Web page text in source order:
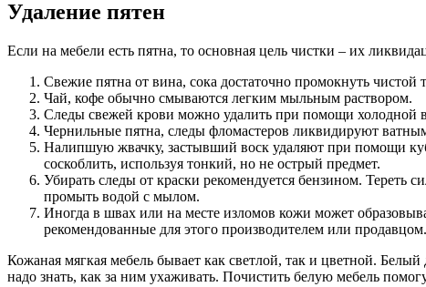
Удаление пятен
Если на мебели есть пятна, то основная цель чистки – их
Свежие пятна от вина, сока достаточно промокнуть
Чай, кофе обычно смываются легким мыльным раствором.
Следы свежей крови можно удалить при помощи холодной
Чернильные пятна, следы фломастеров ликвидируют
Налипшую жвачку, застывший воск удаляют при помощи
соскоблить, используя тонкий, но не острый предмет.
Убирать следы от краски рекомендуется бензином. Тереть
промыть водой с мылом.
Иногда в швах или на месте изломов кожи может
рекомендованные для этого производителем или продавцом.
Кожаная мягкая мебель бывает как светлой, так и цветной.
надо знать, как за ним ухаживать. Почистить белую мебель